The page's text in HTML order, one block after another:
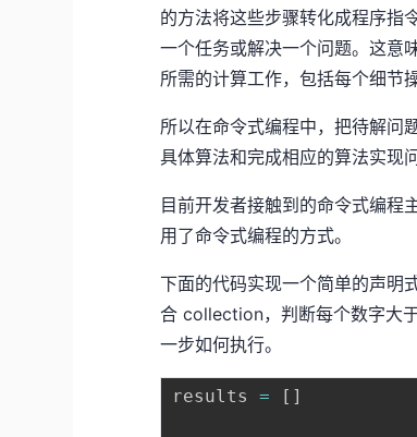
的方法将这些步骤转化成程序指
一个任务或解决一个问题。这意
所需的计算工作，包括每个细节
所以在命令式编程中，把待解问
具体算法和完成相应的算法实现
目前开发者接触到的命令式编程
用了命令式编程的方式。
下面的代码实现一个简单的声明
合 collection，判断每个数字大
一步如何执行。
results = [ ]